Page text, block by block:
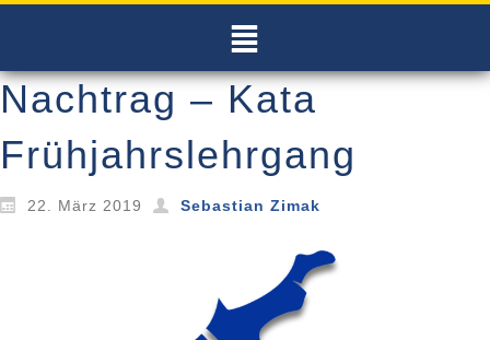
Nachtrag – Kata
Frühjahrslehrgang
22. März 2019 Sebastian Zimak